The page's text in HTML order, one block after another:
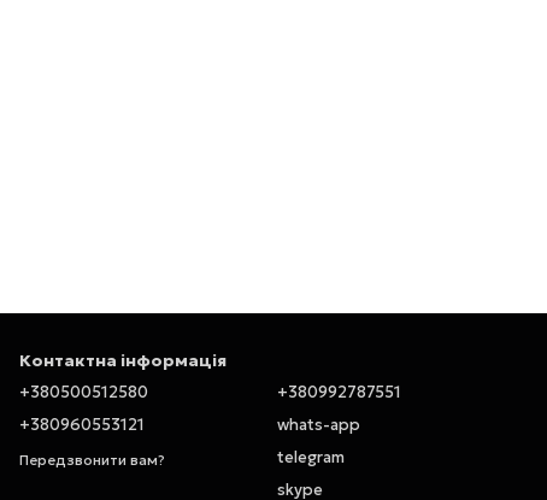
Контактна інформація
+380500512580
+380960553121
Передзвонити вам?
+380992787551
whats-app
telegram
skype